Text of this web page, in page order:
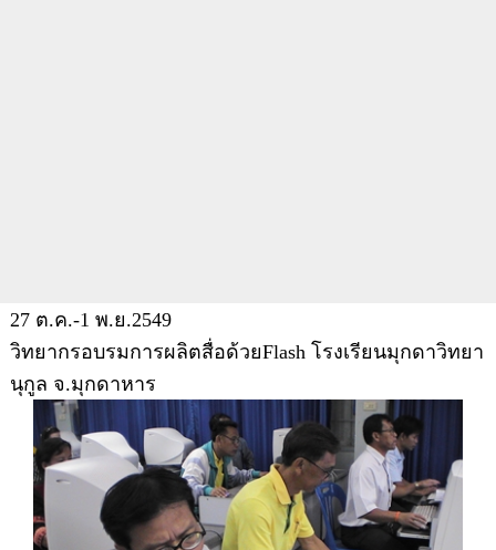
27 ต.ค.-1 พ.ย.2549
วิทยากรอบรมการผลิตสื่อด้วยFlash โรงเรียนมุกดาวิทยา
นุกูล จ.มุกดาหาร